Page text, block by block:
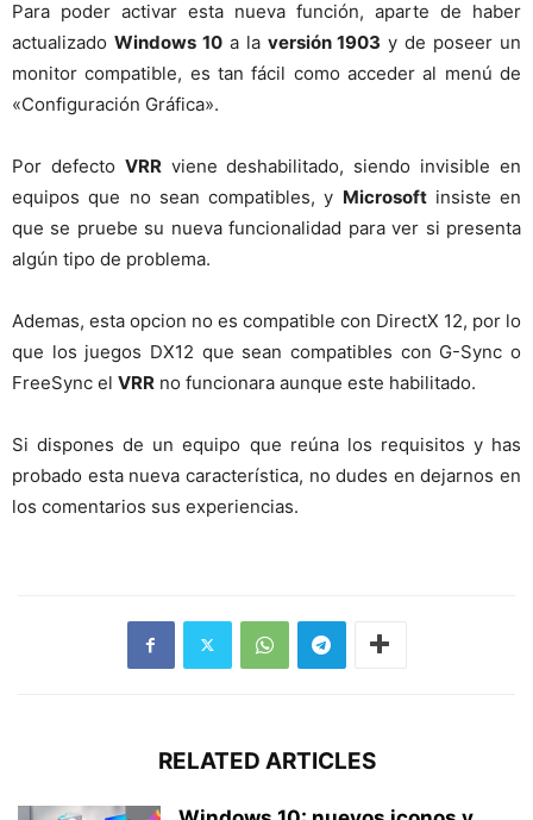
Para poder activar esta nueva función, aparte de haber
actualizado Windows 10a la versión 1903 y de poseer un
monitor compatible, es tan fácil como acceder al menú de
«Configuración Gráfica».
Por defecto VRRviene deshabilitado, siendo invisible en
equipos que no sean compatibles, y Microsoftinsiste en
que se pruebe su nueva funcionalidad para ver si presenta
algún tipo de problema.
Ademas, esta opcion no es compatible con DirectX 12, por lo
que los juegos DX12 que sean compatibles con G-Sync o
FreeSync el VRR no funcionara aunque este habilitado.
Si dispones de un equipo que reúna los requisitos y has
probado esta nueva característica, no dudes en dejarnos en
los comentarios sus experiencias.
RELATED ARTICLES